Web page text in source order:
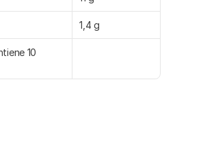
1,4 g
10